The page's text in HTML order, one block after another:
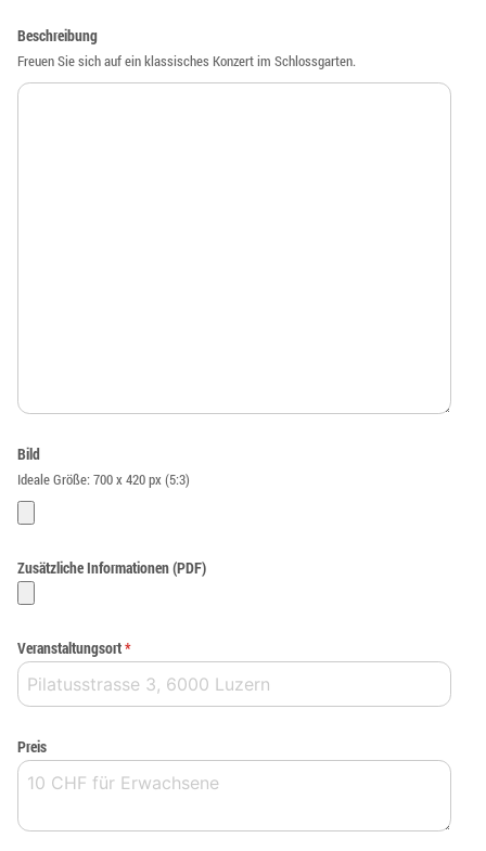
Beschreibung
Freuen Sie sich auf ein klassisches Konzert im Schlossgarten.
Bild
Ideale Größe: 700 x 420 px (5:3)
Zusätzliche Informationen (PDF)
Veranstaltungsort*
Preis